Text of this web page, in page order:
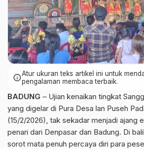
infoAtur ukuran teks artikel ini untuk
pengalaman membaca terbaik.
BADUNG – Ujian kenaikan tingkat
yang digelar di Pura Desa lan Puseh
(15/2/2026), tak sekadar menjadi ajang
penari dari Denpasar dan Badung. Di
sorot mata penuh percaya diri para